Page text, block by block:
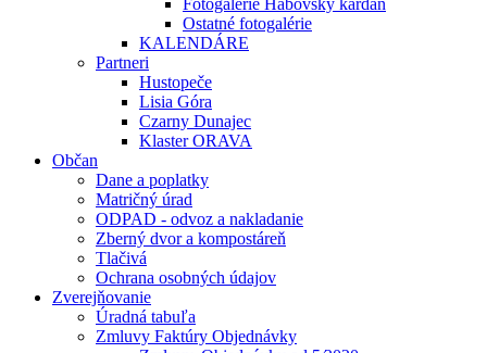
Fotogalérie Habovský kardan
Ostatné fotogalérie
KALENDÁRE
Partneri
Hustopeče
Lisia Góra
Czarny Dunajec
Klaster ORAVA
Občan
Dane a poplatky
Matričný úrad
ODPAD - odvoz a nakladanie
Zberný dvor a kompostáreň
Tlačivá
Ochrana osobných údajov
Zverejňovanie
Úradná tabuľa
Zmluvy Faktúry Objednávky